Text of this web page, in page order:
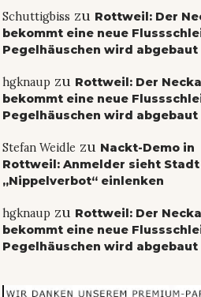
Schuttigbiss zu Rottweil: Der
bekommt eine neue
Pegelhäuschen wird abgebaut
hgknaupzu Rottweil: Der
bekommt eine neue
Pegelhäuschen wird abgebaut
Stefan Weidle zu Nackt-Demo in
Rottweil: Anmelder sieht
„Nippelverbot“ einlenken
hgknaupzu Rottweil: Der
bekommt eine neue
Pegelhäuschen wird abgebaut